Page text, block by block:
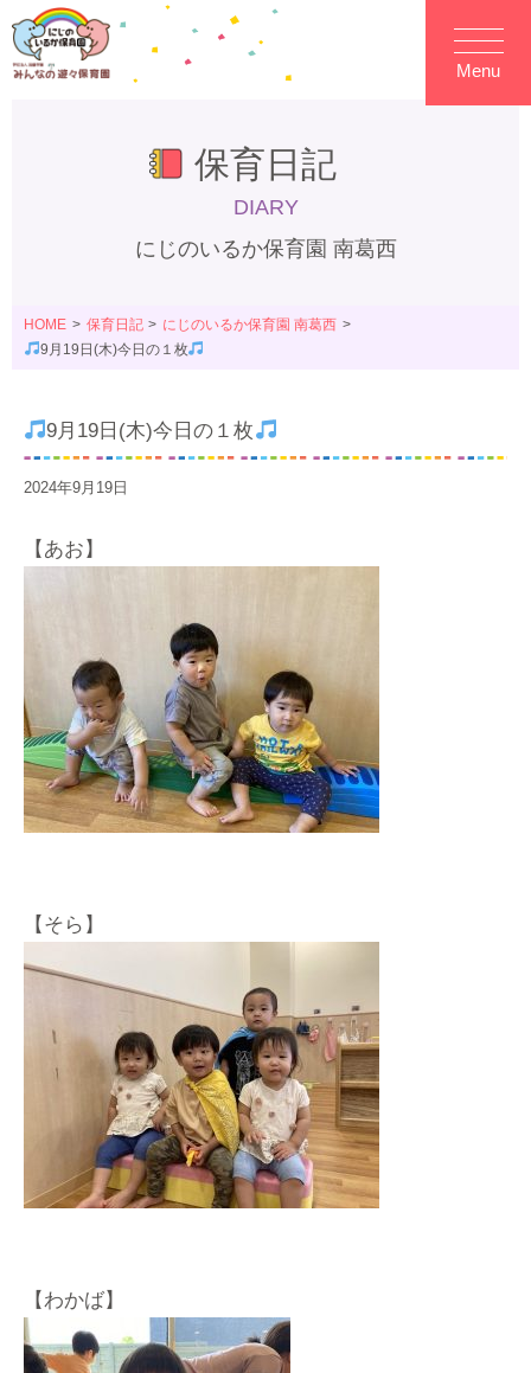
Menu
保育日記
DIARY
にじのいるか保育園 南葛西
HOME 保育日記
にじのいるか保育園 南葛西
9月19日(木)今日の１枚
9月19日(木)今日の１枚
2024年9月19日
【あお】
【そら】
【わかば】